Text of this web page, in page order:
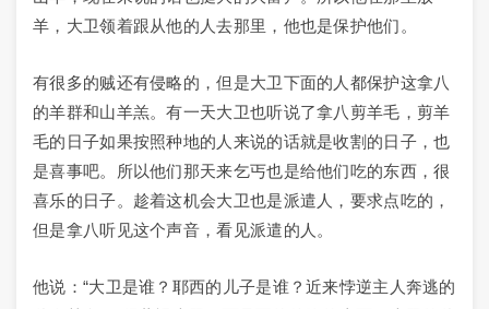
羊，大卫领着跟从他的人去那里，他也是保护他们。
有很多的贼还有侵略的，但是大卫下面的人都保护这拿八
的羊群和山羊羔。有一天大卫也听说了拿八剪羊毛，剪羊
毛的日子如果按照种地的人来说的话就是收割的日子，也
是喜事吧。所以他们那天来乞丐也是给他们吃的东西，很
喜乐的日子。趁着这机会大卫也是派遣人，要求点吃的，
但是拿八听见这个声音，看见派遣的人。
他说：“大卫是谁？耶西的儿子是谁？近来悖逆主人奔逃的